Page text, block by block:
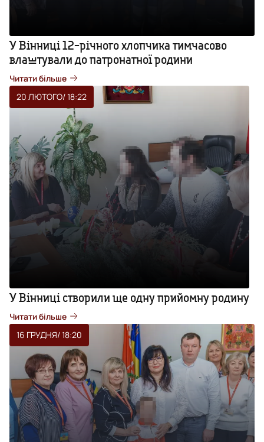
У Вінниці 12-річного хлопчика тимчасово
влаштували до патронатної родини
Читати більше
20 ЛЮТОГО/ 18:22
У Вінниці створили ще одну прийомну родину
Читати більше
16 ГРУДНЯ/ 18:20